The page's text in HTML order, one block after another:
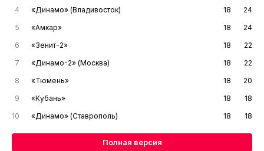
4
«Динамо» (Владивосток) 18
24
5
«Амкар» 18
24
6
«Зенит-2» 18
22
7
«Динамо-2» (Москва) 18
22
8
«Тюмень» 18
20
9
«Кубань» 18
18
10
«Динамо» (Ставрополь) 18 18
Полная версия